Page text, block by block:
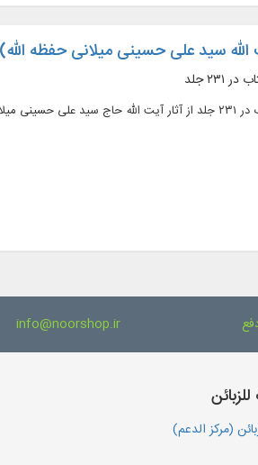
info@noorshop.ir
(مركز الدعم)